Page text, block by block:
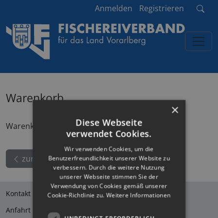
Anmelden Registrieren
Warenkorb
Warenkorb ist leer
zurück
Kontakt
Anfahrt
×
Diese Webseite
verwendet Cookies.
Wir verwenden Cookies, um die
Benutzerfreundlichkeit unserer Website zu
verbessern. Durch die weitere Nutzung
unserer Webseite stimmen Sie der
Verwendung von Cookies gemäß unserer
Cookie-Richtlinie zu.Weitere Informationen